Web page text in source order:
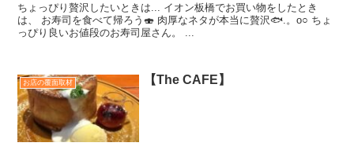
ちょっぴり贅沢したいときは... イオン板橋でお買い物をしたとき
は、 お寿司を食べて帰ろう🍣 肉厚なネタが本当に贅沢🐟️.。o○ ちょ
っぴり良いお値段のお寿司屋さん。 ...
お店の覆面取材 【The CAFE】